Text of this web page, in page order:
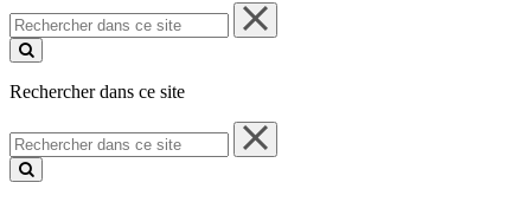
Rechercher
dans
ce
Rechercher dans ce site
Rechercher
dans
ce